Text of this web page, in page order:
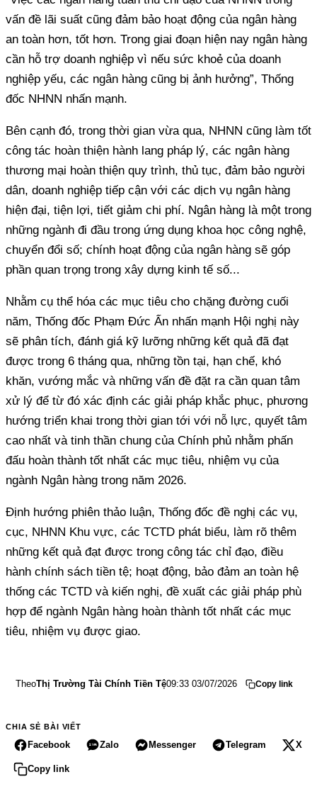
vấn đề lãi suất cũng đảm bảo hoạt động của ngân hàng
an toàn hơn, tốt hơn. Trong giai đoạn hiện nay ngân hàng
cần hỗ trợ doanh nghiệp vì nếu sức khoẻ của doanh
nghiệp yếu, các ngân hàng cũng bị ảnh hưởng”, Thống
đốc NHNN nhấn mạnh.
Bên cạnh đó, trong thời gian vừa qua, NHNN cũng làm tốt
công tác hoàn thiện hành lang pháp lý, các ngân hàng
thương mại hoàn thiện quy trình, thủ tục, đảm bảo người
dân, doanh nghiệp tiếp cận với các dịch vụ ngân hàng
hiện đại, tiện lợi, tiết giảm chi phí. Ngân hàng là một trong
những ngành đi đầu trong ứng dụng khoa học công nghệ,
chuyển đổi số; chính hoạt động của ngân hàng sẽ góp
phần quan trọng trong xây dựng kinh tế số...
Nhằm cụ thể hóa các mục tiêu cho chặng đường cuối
năm, Thống đốc Phạm Đức Ấn nhấn mạnh Hội nghị này
sẽ phân tích, đánh giá kỹ lưỡng những kết quả đã đạt
được trong 6 tháng qua, những tồn tại, hạn chế, khó
khăn, vướng mắc và những vấn đề đặt ra cần quan tâm
xử lý để từ đó xác định các giải pháp khắc phục, phương
hướng triển khai trong thời gian tới với nỗ lực, quyết tâm
cao nhất và tinh thần chung của Chính phủ nhằm phấn
đấu hoàn thành tốt nhất các mục tiêu, nhiệm vụ của
ngành Ngân hàng trong năm 2026.
Định hướng phiên thảo luận, Thống đốc đề nghị các vụ,
cục, NHNN Khu vực, các TCTD phát biểu, làm rõ thêm
những kết quả đạt được trong công tác chỉ đạo, điều
hành chính sách tiền tệ; hoạt động, bảo đảm an toàn hệ
thống các TCTD và kiến nghị, đề xuất các giải pháp phù
hợp để ngành Ngân hàng hoàn thành tốt nhất các mục
tiêu, nhiệm vụ được giao.
TheoThị Trường Tài Chính Tiền Tệ09:33 03/07/2026 Copy link
CHIA SẺ BÀI VIẾT
Facebook Zalo Messenger Telegram X
Copy link